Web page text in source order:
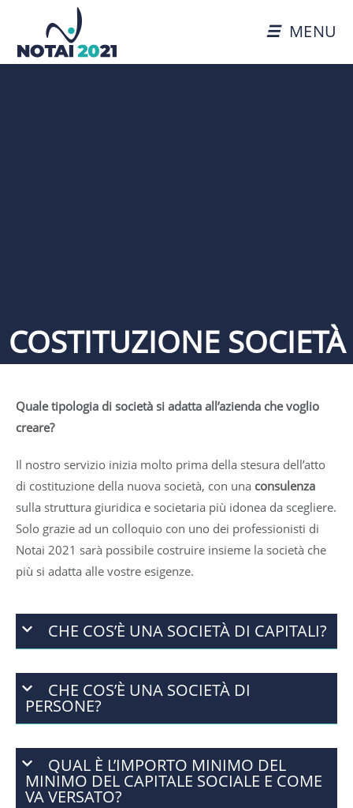
MENU
COSTITUZIONE SOCIETÀ
Quale tipologia di società si adatta all’azienda che voglio
creare?
Il nostro servizio inizia molto prima della stesura dell’atto
di costituzione della nuova società, con una consulenza
sulla struttura giuridica e societaria più idonea da scegliere.
Solo grazie ad un colloquio con uno dei professionisti di
Notai 2021 sarà possibile costruire insieme la società che
più si adatta alle vostre esigenze.
CHE COS’È UNA SOCIETÀ DI CAPITALI?
CHE COS’È UNA SOCIETÀ DI
PERSONE?
QUAL È L’IMPORTO MINIMO DEL
MINIMO DEL CAPITALE SOCIALE E COME
VA VERSATO?